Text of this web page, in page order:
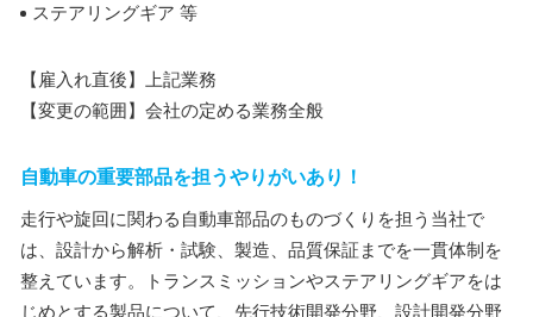
ステアリングギア 等
【雇入れ直後】上記業務
【変更の範囲】会社の定める業務全般
自動車の重要部品を担うやりがいあり！
走行や旋回に関わる自動車部品のものづくりを担う当社で
は、設計から解析・試験、製造、品質保証までを一貫体制を
整えています。トランスミッションやステアリングギアをは
じめとする製品について、先行技術開発分野、設計開発分野